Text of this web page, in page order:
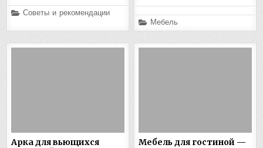
Posted
Советы и рекомендации
Posted
in
Мебель
Арка для вьющихся
Мебель для гостиной —